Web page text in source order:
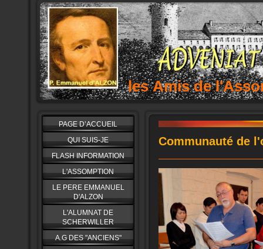
les Amis de
PAGE D’ACCUEIL
QUI SUIS-JE
FLASH INFORMATION
L'ASSOMPTION
LE PERE EMMANUEL
D'ALZON
L'ALUMNAT DE
SCHERWILLER
A.G DES "ANCIENS"
Communauté de